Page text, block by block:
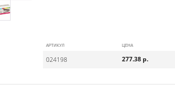
АРТИКУЛ ЦЕНА
024198 277.38 р.